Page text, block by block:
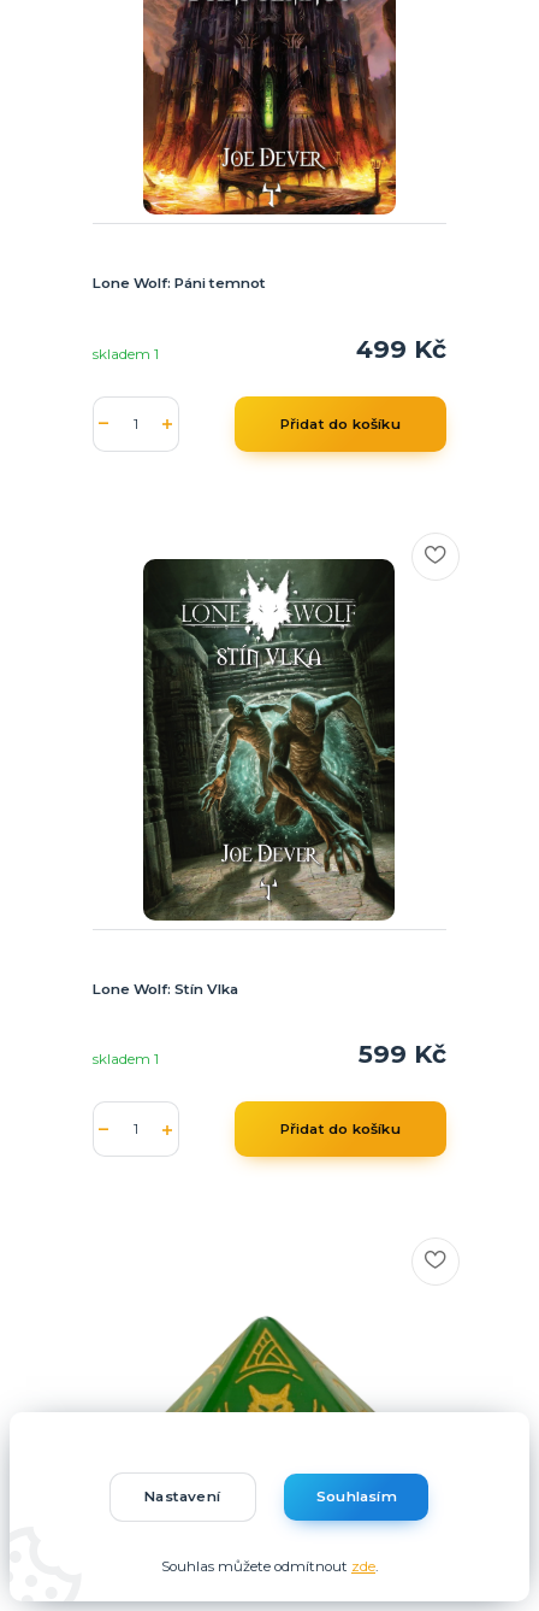
Lone Wolf: Páni temnot
499 Kč
skladem 1
Přidat do košíku
Lone Wolf: Stín Vlka
599 Kč
skladem 1
Přidat do košíku
Nastavení Souhlasím
Souhlas můžete odmítnout zde.